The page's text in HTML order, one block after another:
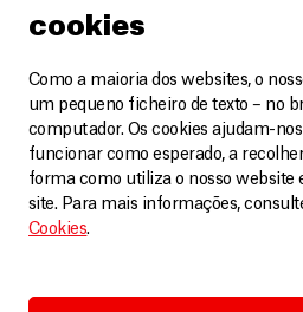
cookies
Como a maioria dos websites, o
um pequeno ficheiro de texto – no
computador. Os cookies ajudam-
funcionar como esperado, a
forma como utiliza o nosso website
site. Para mais informações,
Cookies.
Afeganistão